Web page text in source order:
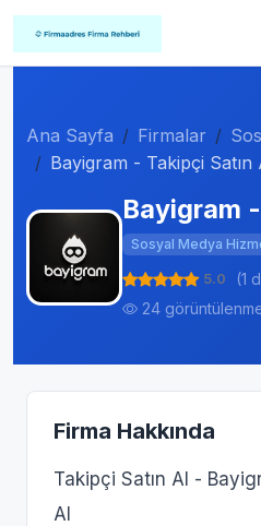
Ana Sayfa Firmalar
Bayigram - Takipçi Satın
Bayigram
Sosyal Medya
5.0
(1
24
Firma Hakkında
Takipçi Satın Al -
Al